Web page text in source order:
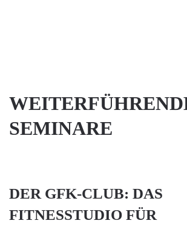
SEMINARE
DER GFK-CLUB: DAS
FITNESSTUDIO FÜR